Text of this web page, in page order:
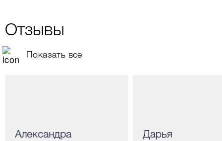
Отзывы
Показать все
Александра Дарья